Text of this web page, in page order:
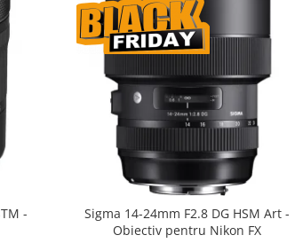
-
Sigma 14-24mm F2.8 DG HSM Art -
Obiectiv pentru Nikon FX